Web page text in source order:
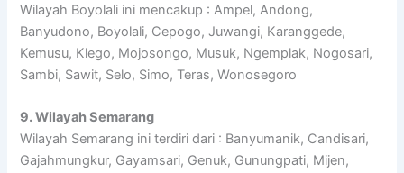
Wilayah Boyolali ini mencakup : Ampel, Andong,
Banyudono, Boyolali, Cepogo, Juwangi, Karanggede,
Kemusu, Klego, Mojosongo, Musuk, Ngemplak, Nogosari,
Sambi, Sawit, Selo, Simo, Teras, Wonosegoro
9. Wilayah Semarang
Wilayah Semarang ini terdiri dari : Banyumanik, Candisari,
Gajahmungkur, Gayamsari, Genuk, Gunungpati, Mijen,